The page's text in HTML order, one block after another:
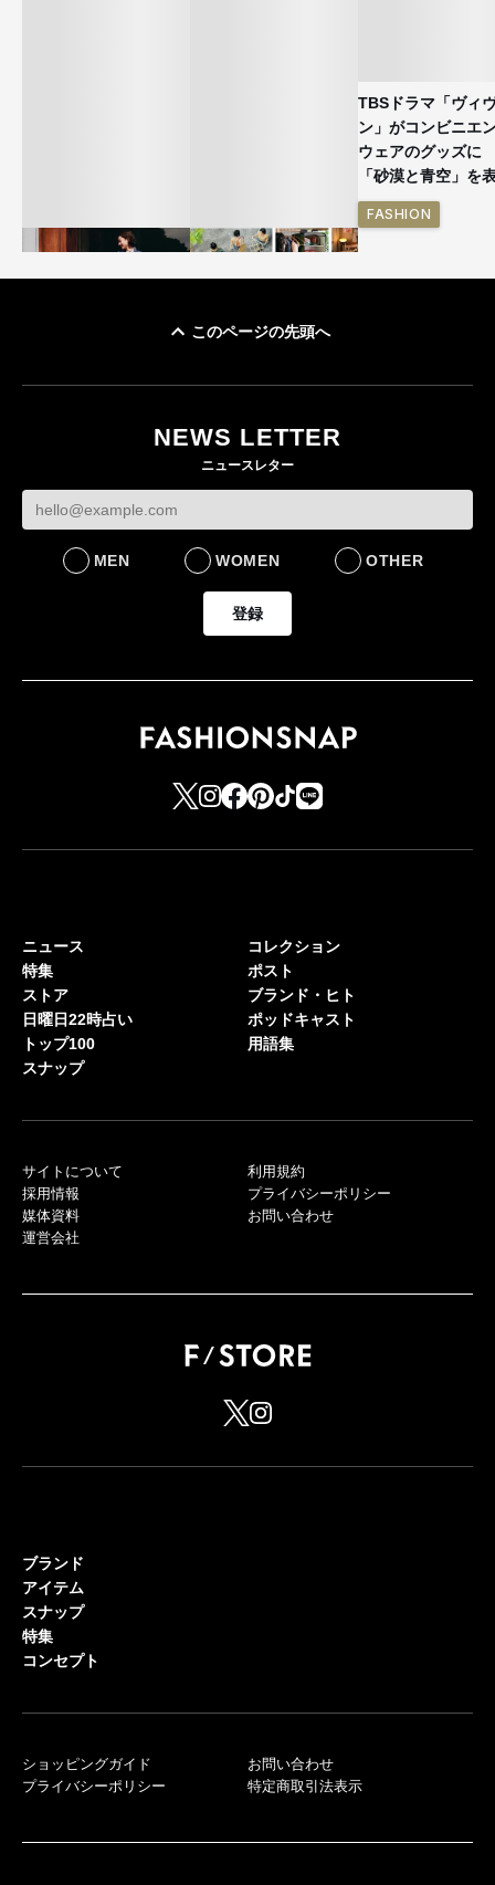
ケットなど7型を発売
をラインナップ
TBSドラマ「ヴィ
ン」がコンビニエ
ウェアのグッズ
「砂漠と青空」を
FASHION
このページの先頭へ
NEWS LETTER
ニュースレター
MEN WOMEN OTHER
登録
ニュース
特集
ストア
日曜日22時占い
トップ100
スナップ
コレクション
ポスト
ブランド・ヒト
ポッドキャスト
用語集
サイトについて
採用情報
媒体資料
運営会社
利用規約
プライバシーポリシー
お問い合わせ
ブランド
アイテム
スナップ
特集
コンセプト
ショッピングガイド
プライバシーポリシー
お問い合わせ
特定商取引法表示